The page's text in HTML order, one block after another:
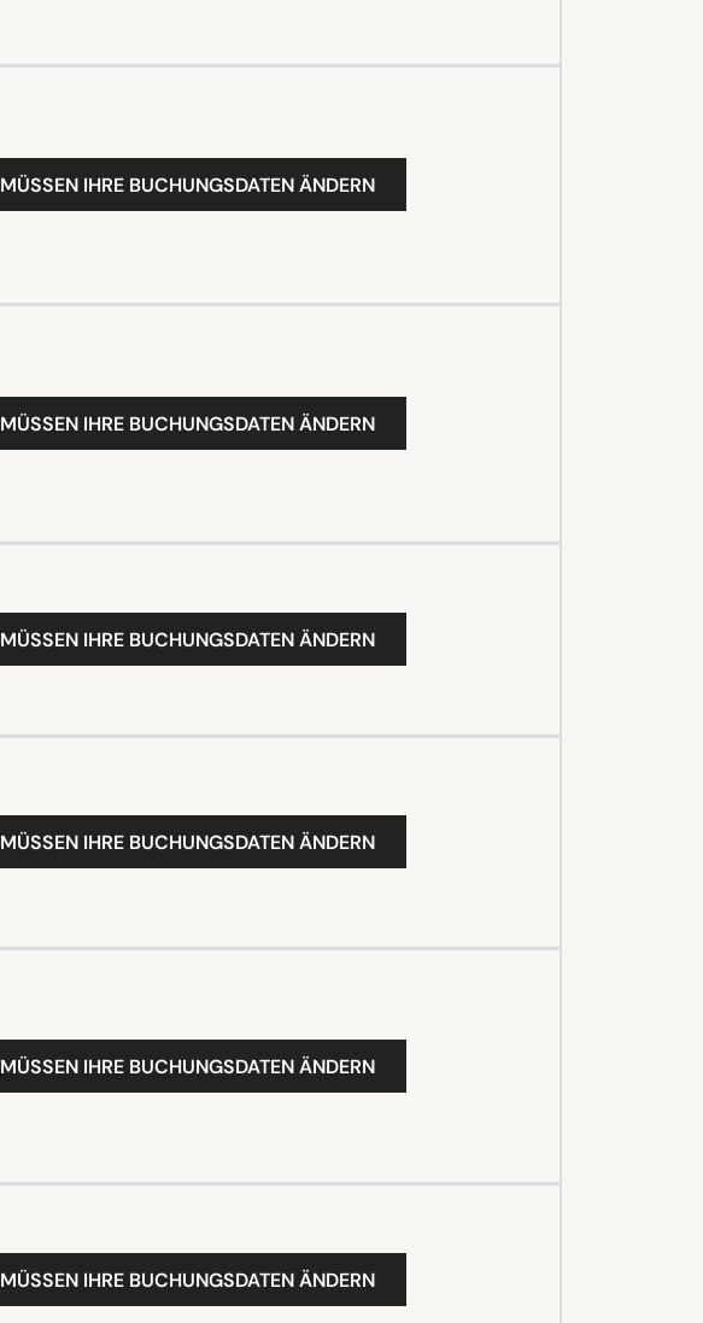
IHRE BUCHUNGSDATEN ÄNDERN
IHRE BUCHUNGSDATEN ÄNDERN
IHRE BUCHUNGSDATEN ÄNDERN
IHRE BUCHUNGSDATEN ÄNDERN
IHRE BUCHUNGSDATEN ÄNDERN
IHRE BUCHUNGSDATEN ÄNDERN